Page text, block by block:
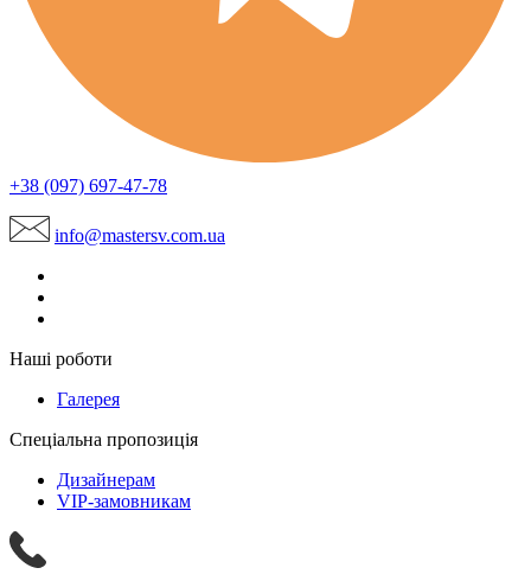
+38 (097) 697-47-78
info@mastersv.com.ua
Наші роботи
Галерея
Спеціальна пропозиція
Дизайнерам
VIP-замовникам